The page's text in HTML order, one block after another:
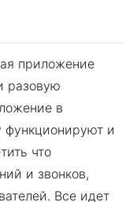
приложение
разовую
в
и
что
и звонков,
Все идет